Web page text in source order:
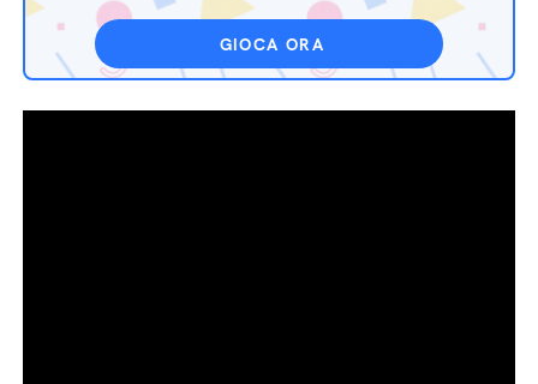
GIOCA ORA